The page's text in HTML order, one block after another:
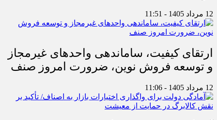
12 مرداد 1405 - 11:51
ارتقای کیفیت، ساماندهی واحدهای غیرمجاز
و توسعه فروش نوین، ضرورت امروز صنف
12 مرداد 1405 - 11:06